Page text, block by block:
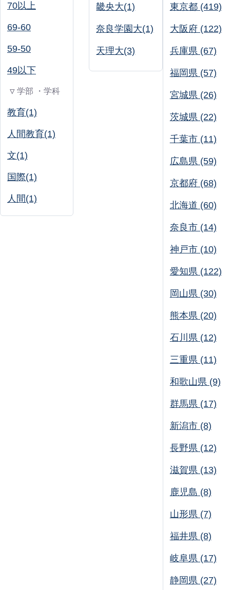
70以上
69-60
59-50
49以下
▽ 学部 ・学科
教育(1)
人間教育(1)
文(1)
国際(1)
人間(1)
畿央大(1)
奈良学園大(1)
天理大(3)
東京都 (419)
大阪府 (122)
兵庫県 (67)
福岡県 (57)
宮城県 (26)
茨城県 (22)
千葉市 (11)
広島県 (59)
京都府 (68)
北海道 (60)
奈良市 (14)
神戸市 (10)
愛知県 (122)
岡山県 (30)
熊本県 (20)
石川県 (12)
三重県 (11)
和歌山県 (9)
群馬県 (17)
新潟市 (8)
長野県 (12)
滋賀県 (13)
鹿児島 (8)
山形県 (7)
福井県 (8)
岐阜県 (17)
静岡県 (27)